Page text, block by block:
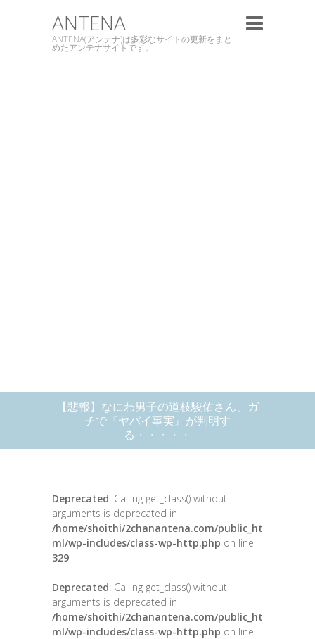
ANTENA
ANTENA(アンテナ)は多彩なサイトの更新をまと
めたアンテナサイトです。
【悲報】なにわ男子の道枝駿佑さん、ガ
チで『ヤバイ事実』が判明す
る・・・・・
Deprecated: Calling get_class() without
arguments is deprecated in
/home/shoithi/2chanantena.com/public_ht
ml/wp-includes/class-wp-http.php on line
329
Deprecated: Calling get_class() without
arguments is deprecated in
/home/shoithi/2chanantena.com/public_ht
ml/wp-includes/class-wp-http.php on line